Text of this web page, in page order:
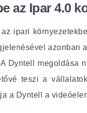
az Ipar 4.0
ipari
Dyntell megoldása
teszi a
a Dyntell a